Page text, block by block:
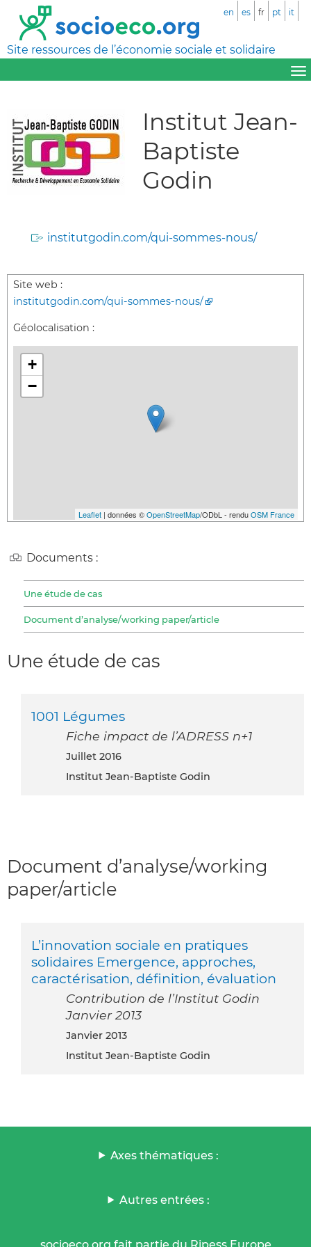
Site ressources de l’économie sociale et solidaire
en es fr pt it
Institut Jean-
Baptiste
Godin
institutgodin.com/qui-sommes-nous/
Site web :
institutgodin.com/qui-sommes-nous/
Géolocalisation :
+
−
Leaflet | données ©OpenStreetMap/ODbL - renduOSM France
Documents :
Une étude de cas
Document d’analyse/working paper/article
Une étude de cas
1001 Légumes
Fiche impact de l’ADRESS n+1
juillet 2016
Institut Jean-Baptiste Godin
Document d’analyse/working
paper/article
L’innovation sociale en pratiques
solidaires Emergence, approches,
caractérisation, définition, évaluation
Contribution de l’Institut Godin
Janvier 2013
janvier 2013
Institut Jean-Baptiste Godin
Axes thématiques :
Autres entrées :
socioeco.org fait partie du Ripess Europe